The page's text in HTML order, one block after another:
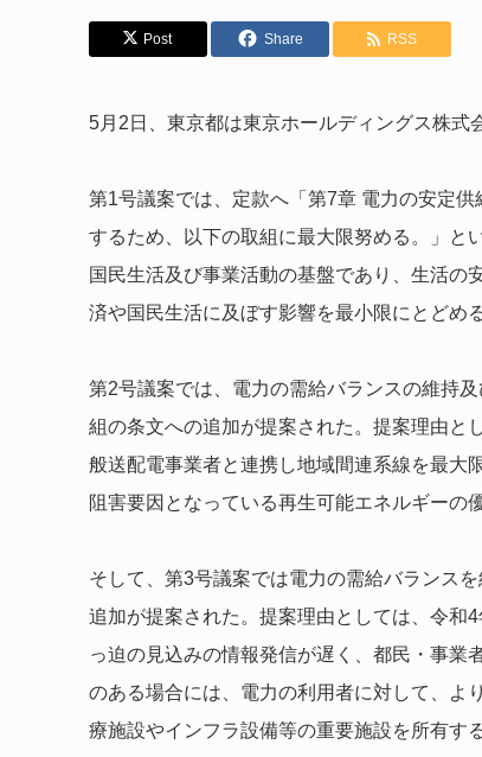
Post Share RSS
5月2日、東京都は東京ホールディングス株式
第1号議案では、定款へ「第7章 電力の安定
するため、以下の取組に最大限努める。」と
国民生活及び事業活動の基盤であり、生活の
済や国民生活に及ぼす影響を最小限にとどめ
第2号議案では、電力の需給バランスの維持
組の条文への追加が提案された。提案理由と
般送配電事業者と連携し地域間連系線を最大
阻害要因となっている再生可能エネルギーの
そして、第3号議案では電力の需給バランス
追加が提案された。提案理由としては、令和
っ迫の見込みの情報発信が遅く、都民・事業
のある場合には、電力の利用者に対して、よ
療施設やインフラ設備等の重要施設を所有す